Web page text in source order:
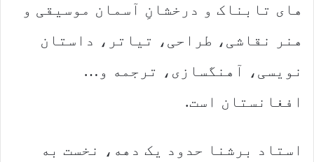
های تابناک و درخشانِ آسمان موسیقی و
هنر نقاشی، طراحی، تیاتر، داستان
نویسی، آهنگسازی، ترجمه و…
افغانستان است.
استاد برشنا حدود یک دهه، نخست به